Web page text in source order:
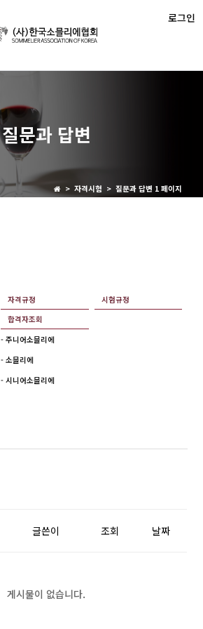
로그인
질문과 답변
> 자격시험 > 질문과 답변 1 페이지
자격규정 시험규정
합격자조회
- 주니어소믈리에
- 소믈리에
- 시니어소믈리에
글쓴이 조회 날짜
게시물이 없습니다.